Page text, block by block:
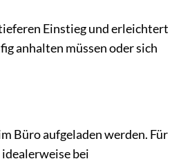
Einstieg und erleichtert
anhalten müssen oder sich
Büro aufgeladen werden. Für
bei